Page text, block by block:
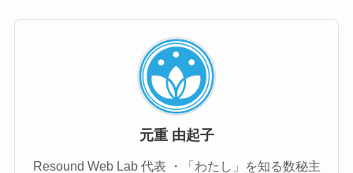
元重 由起子
Resound Web Lab 代表 ・「わたし」を知る数秘主